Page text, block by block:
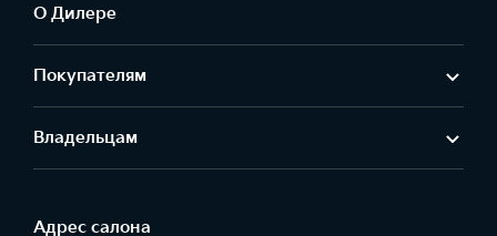
О Дилере
Покупателям
Владельцам
Адрес салонa